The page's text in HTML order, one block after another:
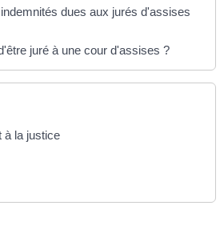
dues aux jurés d'assises
juré à une cour d'assises ?
à la justice